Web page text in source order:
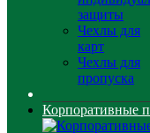
защиты
Чехлы для
карт
Чехлы для
пропуска
Корпоративные